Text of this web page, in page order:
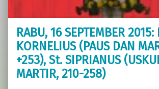
RABU, 16 SEPTEMBER 2015:
KORNELIUS (PAUS DAN
+253), St. SIPRIANUS
MARTIR, 210-258)